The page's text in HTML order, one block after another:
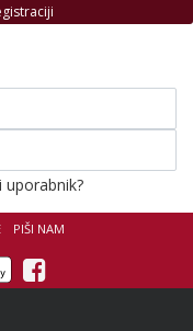
PIŠI NAM
Facebook
uporabnik?